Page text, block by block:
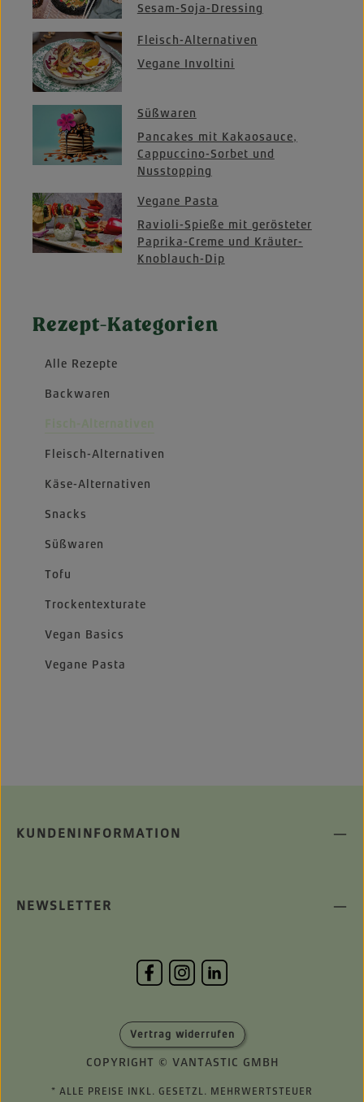
Sesam-Soja-Dressing
Fleisch-Alternativen
Vegane Involtini
Süßwaren
Pancakes mit Kakaosauce,
Cappuccino-Sorbet und
Nusstopping
Vegane Pasta
Ravioli-Spieße mit gerösteter
Paprika-Creme und Kräuter-
Knoblauch-Dip
Rezept-Kategorien
Alle Rezepte
Backwaren
Fleisch-Alternativen
Käse-Alternativen
Snacks
Süßwaren
Tofu
Trockentexturate
Vegan Basics
Vegane Pasta
KUNDENINFORMATION
NEWSLETTER
Vertrag widerrufen
COPYRIGHT © VANTASTIC GMBH
* ALLE PREISE INKL. GESETZL. MEHRWERTSTEUER